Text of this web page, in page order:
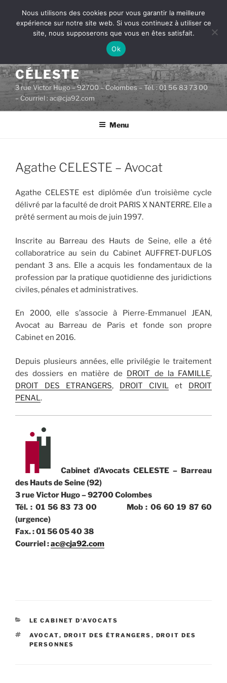
contenu
CABINET D'AVOCATS
CÉLESTE
3 rue Victor Hugo – 92700 – Colombes – Tél. : 01 56 83 73 00
– Courriel : ac@cja92.com
Menu
PUBLIÉ
LE
Agathe CELESTE – Avocat
Agathe CELESTE est diplômée d’un troisième cycle
délivré par la faculté de droit PARIS X NANTERRE. Elle a
prêté serment au mois de juin 1997.
Inscrite au Barreau des Hauts de Seine, elle a été
collaboratrice au sein du Cabinet AUFFRET-DUFLOS
pendant 3 ans. Elle a acquis les fondamentaux de la
profession par la pratique quotidienne des juridictions
civiles, pénales et administratives.
En 2000, elle s’associe à Pierre-Emmanuel JEAN,
Avocat au Barreau de Paris et fonde son propre
Cabinet en 2016.
Depuis plusieurs années, elle privilégie le traitement
des dossiers en matière de DROIT de la FAMILLE,
DROIT DES ETRANGERS, DROIT CIVIL et DROIT
PENAL.
Cabinet d’Avocats CELESTE – Barreau
des Hauts de Seine (92)
3 rue Victor Hugo – 92700 Colombes
Tél. : 01 56 83 73 00 Mob : 06 60 19 87 60
(urgence)
Fax. : 01 56 05 40 38
Courriel :ac@cja92.com
CATÉGORIES
LE CABINET D'AVOCATS
ÉTIQUETTES
AVOCAT, DROIT DES ÉTRANGERS , DROIT DES
PERSONNES
Nous utilisons des cookies pour vous garantir la meilleure
expérience sur notre site web. Si vous continuez à utiliser ce
site, nous supposerons que vous en êtes satisfait.
Ok